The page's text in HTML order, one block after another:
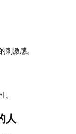
激感。
人